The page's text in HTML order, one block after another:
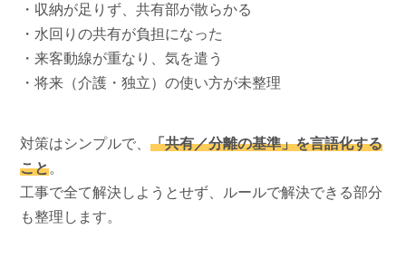
・収納が足りず、共有部が散らかる
・水回りの共有が負担になった
・来客動線が重なり、気を遣う
・将来（介護・独立）の使い方が未整理
対策はシンプルで、「共有／分離の基準」を言語化する
こと。
工事で全て解決しようとせず、ルールで解決できる部分
も整理します。